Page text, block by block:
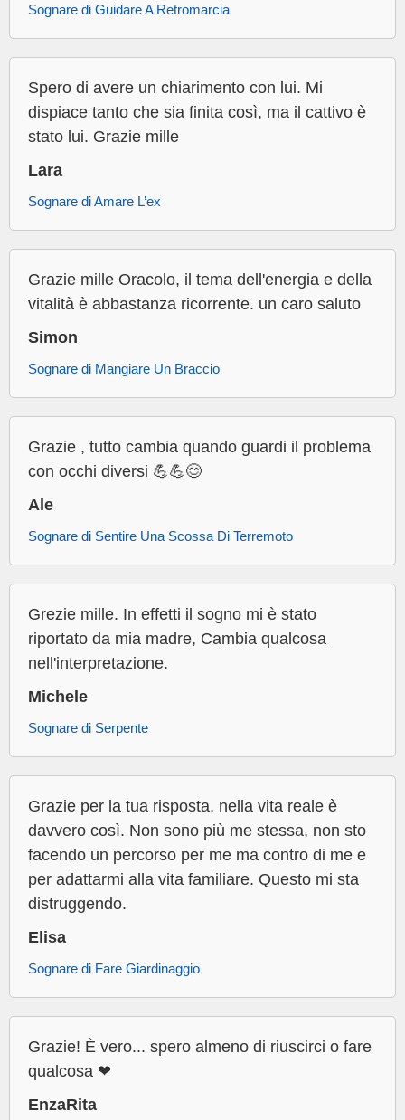
Sognare di Guidare A Retromarcia
Spero di avere un chiarimento con lui. Mi
dispiace tanto che sia finita così, ma il cattivo è
stato lui. Grazie mille
Lara
Sognare di Amare L’ex
Grazie mille Oracolo, il tema dell'energia e della
vitalità è abbastanza ricorrente. un caro saluto
Simon
Sognare di Mangiare Un Braccio
Grazie , tutto cambia quando guardi il problema
con occhi diversi 💪💪😊
Ale
Sognare di Sentire Una Scossa Di Terremoto
Grezie mille. In effetti il sogno mi è stato
riportato da mia madre, Cambia qualcosa
nell'interpretazione.
Michele
Sognare di Serpente
Grazie per la tua risposta, nella vita reale è
davvero così. Non sono più me stessa, non sto
facendo un percorso per me ma contro di me e
per adattarmi alla vita familiare. Questo mi sta
distruggendo.
Elisa
Sognare di Fare Giardinaggio
Grazie! È vero... spero almeno di riuscirci o fare
qualcosa ❤
EnzaRita